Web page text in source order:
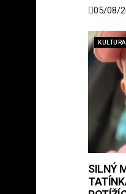
05/08/
KULTURA
SILNÝ